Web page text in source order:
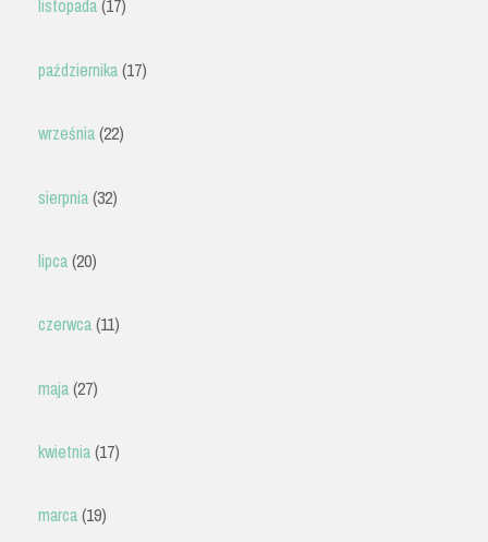
listopada(17)
października(17)
września(22)
sierpnia(32)
lipca(20)
czerwca(11)
maja(27)
kwietnia(17)
marca(19)